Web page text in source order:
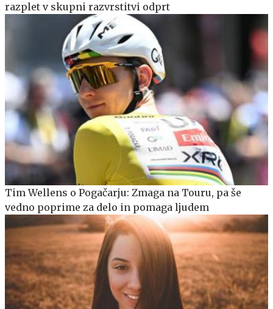
razplet v skupni razvrstitvi odprt
Tim Wellens o Pogačarju: Zmaga na Touru, pa še
vedno poprime za delo in pomaga ljudem